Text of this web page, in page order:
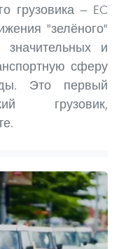
грузовика — EC
"зелёного"
и
сферу
Это первый
грузовик,